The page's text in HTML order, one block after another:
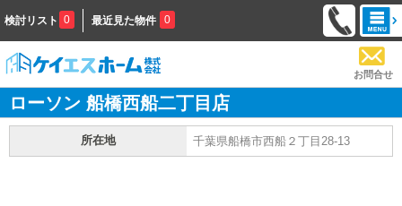
検討リスト 0 最近見た物件 0
お問合せ
ローソン 船橋西船二丁目店
所在地 千葉県船橋市西船２丁目28-13